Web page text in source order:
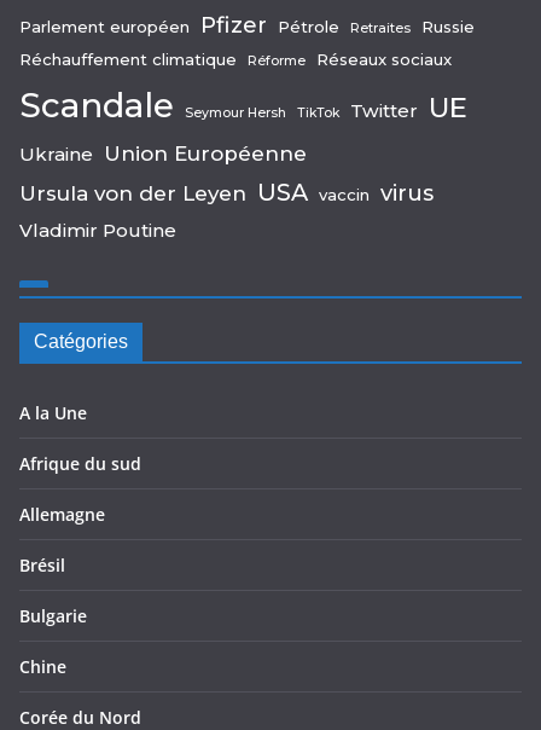
Parlement européen Pfizer Pétrole Retraites
Russie
Réchauffement climatique
Réforme Réseaux sociaux
Scandale Seymour Hersh TikTok Twitter UE
Ukraine
Union Européenne
Ursula von der Leyen USA vaccin virus
Vladimir Poutine
Catégories
A la Une
Afrique du sud
Allemagne
Brésil
Bulgarie
Chine
Corée du Nord